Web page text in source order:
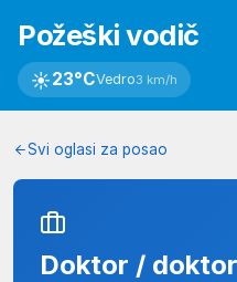
Požeški vodič
☀23°CVedro3 km/h
Svi oglasi za posao
Doktor /